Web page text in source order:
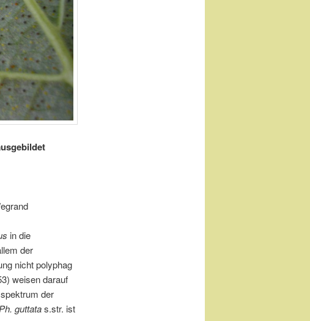
in die
der
nicht polyphag
weisen darauf
der
guttatas.str. ist